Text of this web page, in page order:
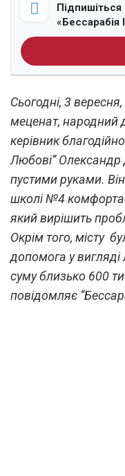
«Бессарабія
Сьогодні, 3
меценат, народний
керівник
Любові” Олександр
пустими руками.
школі №4
який вирішить
Окрім того, місту
допомога у вигляді
суму близько 600
повідомляє